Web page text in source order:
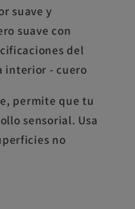
suave y
suave con
del
interior - cuero
permite que tu
sensorial. Usa
no